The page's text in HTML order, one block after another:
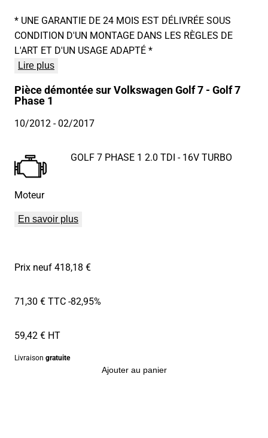
* UNE GARANTIE DE 24 MOIS EST DÉLIVRÉE SOUS
CONDITION D'UN MONTAGE DANS LES RÈGLES DE
L'ART ET D'UN USAGE ADAPTÉ *
Lire plus
Pièce démontée sur Volkswagen Golf 7 - Golf 7
Phase 1
10/2012 - 02/2017
Moteur
GOLF 7 PHASE 1 2.0 TDI - 16V TURBO
En savoir plus
Prix neuf 418,18 €
71,30 € TTC-82,95%
59,42 € HT
Livraison gratuite
Ajouter au panier